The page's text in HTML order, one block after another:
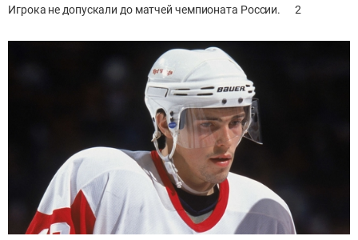
Игрока не допускали до матчей чемпионата России. 2